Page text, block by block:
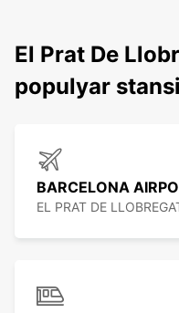
El Prat De
populyar
BARCELONA
EL PRAT DE